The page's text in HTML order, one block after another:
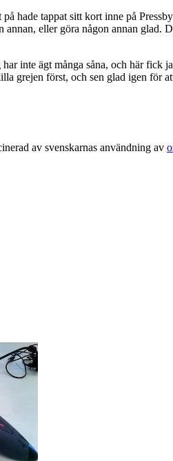
hade tappat sitt kort inne på
eller göra någon annan glad.
inte ägt många såna, och här fick
grejen först, och sen glad igen för
av svenskarnas användning av